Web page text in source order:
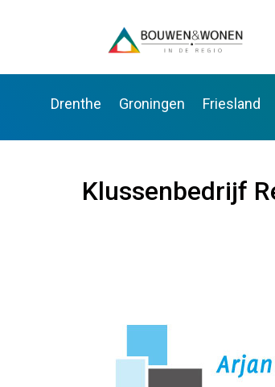
Drenthe Groningen Friesland
Klussenbedrijf